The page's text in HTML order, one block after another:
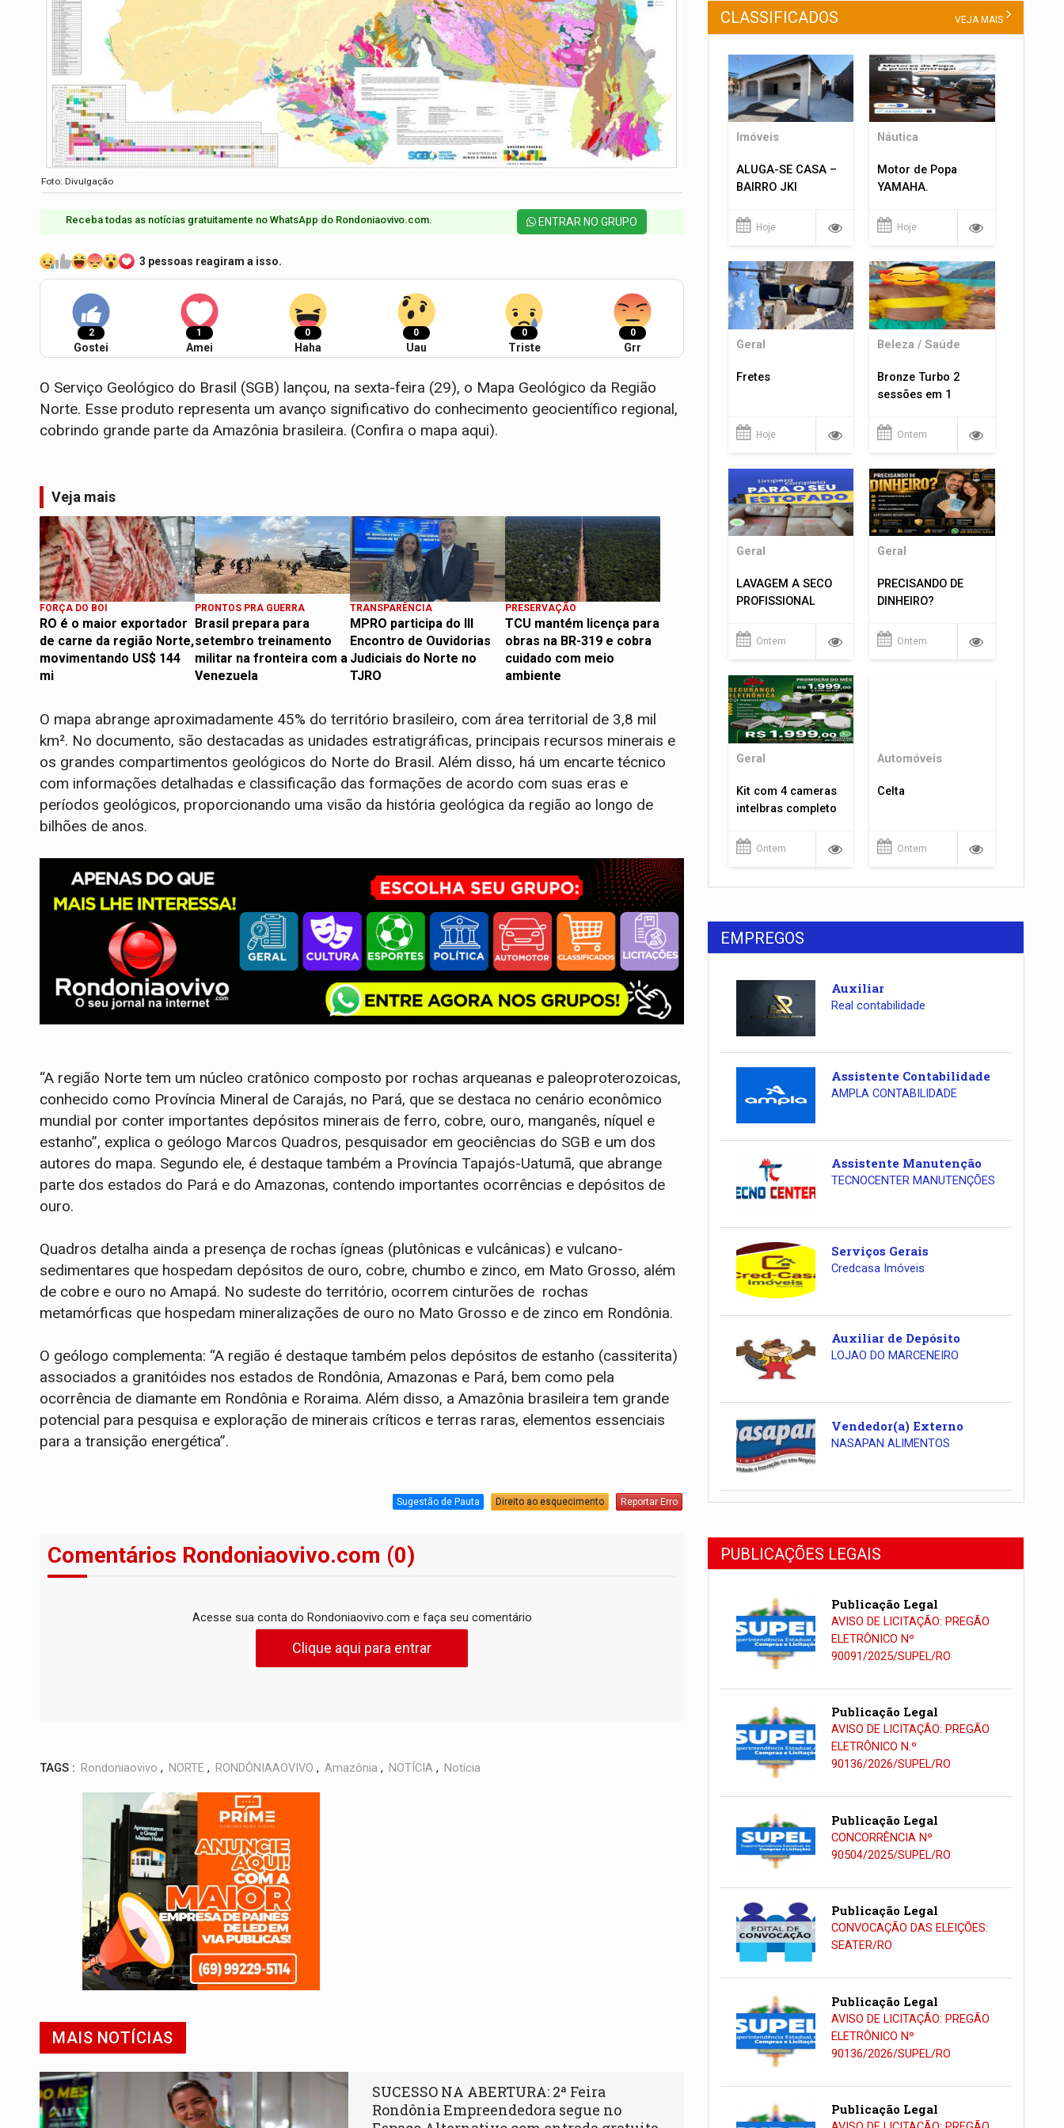
Foto: Divulgação
Receba todas as notícias gratuitamente no WhatsApp do Rondoniaovivo.com.​ ENTRAR NO GRUPO
3 pessoas reagiram a isso.
2
Gostei
1
Amei
0
Haha
0
Uau
0
Triste
0
Grr
O Serviço Geológico do Brasil (SGB) lançou, na sexta-feira (29), o Mapa Geológico da Região
Norte. Esse produto representa um avanço significativo do conhecimento geocientífico regional,
cobrindo grande parte da Amazônia brasileira. (Confira o mapa aqui).
Veja mais
FORÇA DO BOI
RO é o maior exportador
de carne da região Norte,
movimentando US$ 144
mi
PRONTOS PRA GUERRA
Brasil prepara para
setembro treinamento
militar na fronteira com a
Venezuela
TRANSPARÊNCIA
MPRO participa do III
Encontro de Ouvidorias
Judiciais do Norte no
TJRO
PRESERVAÇÃO
TCU mantém licença para
obras na BR-319 e cobra
cuidado com meio
ambiente
O mapa abrange aproximadamente 45% do território brasileiro, com área territorial de 3,8 mil
km². No documento, são destacadas as unidades estratigráficas, principais recursos minerais e
os grandes compartimentos geológicos do Norte do Brasil. Além disso, há um encarte técnico
com informações detalhadas e classificação das formações de acordo com suas eras e
períodos geológicos, proporcionando uma visão da história geológica da região ao longo de
bilhões de anos.
“A região Norte tem um núcleo cratônico composto por rochas arqueanas e paleoproterozoicas,
conhecido como Província Mineral de Carajás, no Pará, que se destaca no cenário econômico
mundial por conter importantes depósitos minerais de ferro, cobre, ouro, manganês, níquel e
estanho”, explica o geólogo Marcos Quadros, pesquisador em geociências do SGB e um dos
autores do mapa. Segundo ele, é destaque também a Província Tapajós-Uatumã, que abrange
parte dos estados do Pará e do Amazonas, contendo importantes ocorrências e depósitos de
ouro.
Quadros detalha ainda a presença de rochas ígneas (plutônicas e vulcânicas) e vulcano-
sedimentares que hospedam depósitos de ouro, cobre, chumbo e zinco, em Mato Grosso, além
de cobre e ouro no Amapá. No sudeste do território, ocorrem cinturões de rochas
metamórficas que hospedam mineralizações de ouro no Mato Grosso e de zinco em Rondônia.
O geólogo complementa: “A região é destaque também pelos depósitos de estanho (cassiterita)
associados a granitóides nos estados de Rondônia, Amazonas e Pará, bem como pela
ocorrência de diamante em Rondônia e Roraima. Além disso, a Amazônia brasileira tem grande
potencial para pesquisa e exploração de minerais críticos e terras raras, elementos essenciais
para a transição energética”.
Sugestão de Pauta Direito ao esquecimento Reportar Erro
Comentários Rondoniaovivo.com (0)
Acesse sua conta do Rondoniaovivo.com e faça seu comentário
Clique aqui para entrar
TAGS : Rondoniaovivo , NORTE , RONDÔNIAAOVIVO , Amazônia , NOTÍCIA , Notícia
MAIS NOTÍCIAS
SUCESSO NA ABERTURA: 2ª Feira
Rondônia Empreendedora segue no
CLASSIFICADOS VEJA MAIS
Imóveis
ALUGA-SE CASA –
BAIRRO JKI
Hoje
Náutica
Motor de Popa
YAMAHA.
Hoje
Geral
Fretes
Hoje
Beleza / Saúde
Bronze Turbo 2
sessões em 1
Ontem
Geral
LAVAGEM A SECO
PROFISSIONAL
Ontem
Geral
PRECISANDO DE
DINHEIRO?
Ontem
Geral
Kit com 4 cameras
intelbras completo
Ontem
Automóveis
Celta
Ontem
EMPREGOS
Auxiliar
Real contabilidade
Assistente Contabilidade
AMPLA CONTABILIDADE
Assistente Manutenção
TECNOCENTER MANUTENÇÕES
Serviços Gerais
Credcasa Imóveis
Auxiliar de Depósito
LOJAO DO MARCENEIRO
Vendedor(a) Externo
NASAPAN ALIMENTOS
PUBLICAÇÕES LEGAIS
Publicação Legal
AVISO DE LICITAÇÃO: PREGÃO
ELETRÔNICO Nº
90091/2025/SUPEL/RO
Publicação Legal
AVISO DE LICITAÇÃO: PREGÃO
ELETRÔNICO N.º
90136/2026/SUPEL/RO
Publicação Legal
CONCORRÊNCIA Nº
90504/2025/SUPEL/RO
Publicação Legal
CONVOCAÇÃO DAS ELEIÇÕES:
SEATER/RO
Publicação Legal
AVISO DE LICITAÇÃO: PREGÃO
ELETRÔNICO Nº
90136/2026/SUPEL/RO
Publicação Legal